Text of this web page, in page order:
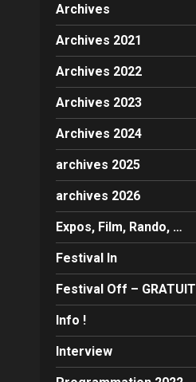
Archives
Archives 2021
Archives 2022
Archives 2023
Archives 2024
archives 2025
archives 2026
Expos, Film, Rando, …
Festival In
Festival Off – GRATUIT
Info !
Interview